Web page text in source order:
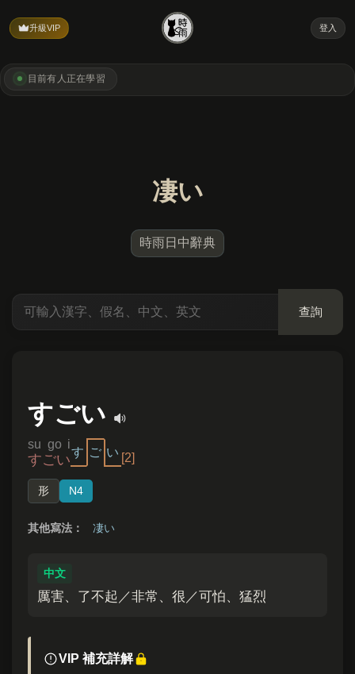
升級VIP 登入
目前有 人正在學習
凄い
時雨日中辭典
查詢
すごい
su go i
すごいす ご い [2]
形 N4
其他寫法： 凄い
中文
厲害、了不起／非常、很／可怕、猛烈
VIP 補充詳解